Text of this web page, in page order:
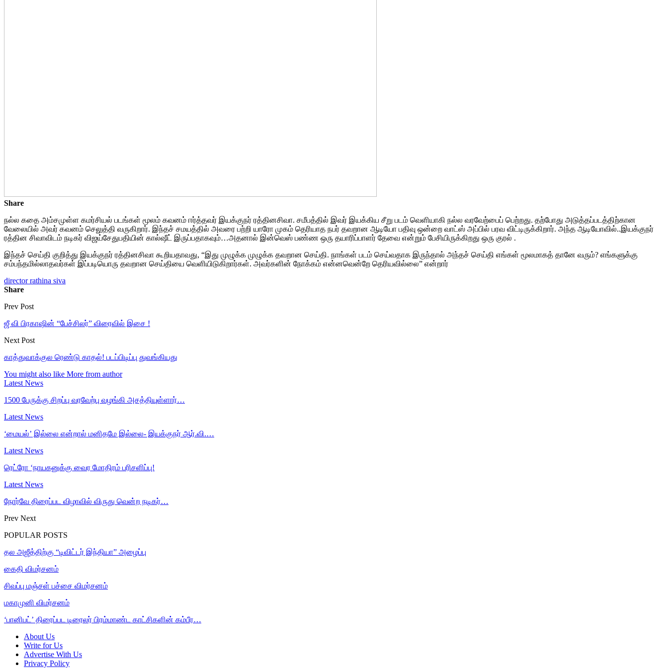
Share
நல்ல கதை அம்சமுள்ள கமர்சியல் படங்கள் மூலம் கவனம் ஈர்த்தவர் இயக்குநர் ரத்தினசிவா. சமீபத்தில் இவர் இயக்கிய சீறு படம் வெளியாகி நல்ல வரவேற்பைப் பெற்றது. தற்போது அடுத்தப்படத்திற்கான
வேலையில் அவர் கவனம் செலுத்தி வருகிறார். இந்தச் சமயத்தில் அவரை பற்றி யாரோ முகம் தெரியாத நபர் தவறான ஆடியோ பதிவு ஒன்றை வாட்ஸ் அப்பில் பரவ விட்டிருக்கிறார். அந்த ஆடியோவில்..இயக்குநர்
ரத்தின சிவாவிடம் நடிகர் விஜய்சேதுபதியின் கால்ஷீட் இருப்பதாகவும்…அதனால் இன்வெஸ் பண்ண ஒரு தயாரிப்பாளர் தேவை என்றும் பேசியிருக்கிறது ஒரு குரல் .
இந்தச் செய்தி குறித்து இயக்குநர் ரத்தினசிவா கூறியதாவது, “இது முழுக்க முழுக்க தவறான செய்தி. நாங்கள் படம் செய்வதாக இருந்தால் அந்தச் செய்தி எங்கள் மூலமாகத் தானே வரும்? எங்களுக்கு
சம்பந்தமில்லாதவர்கள் இப்படியொரு தவறான செய்தியை வெளியிடுகிறார்கள். அவர்களின் நோக்கம் என்னவென்றே தெரியவில்லை” என்றார்
director rathina siva
Share
Prev Post
ஜீ வி பிரகாஷின் “பேச்சிலர்” விரைவில் இசை !
Next Post
காத்துவாக்குல ரெண்டு காதல்! படப்பிடிப்பு துவங்கியது
You might also like More from author
Latest News
1500 பேருக்கு சிறப்பு வரவேற்பு வழங்கி அசத்தியுள்ளார்…
Latest News
‘மையல்’ இல்லை என்றால் மனிதமே இல்லை- இயக்குநர் ஆர்.வி.…
Latest News
ரெட்ரோ ‘நாயகனுக்கு வைர மோதிரம் பரிசளிப்பு!
Latest News
நோர்வே திரைப்பட விழாவில் விருது வென்ற நடிகர்…
Prev Next
POPULAR POSTS
தல அஜீத்திற்கு “டிவிட்டர் இந்தியா” அழைப்பு
கைதி விமர்சனம்
சிவப்பு மஞ்சள் பச்சை விமர்சனம்
மகாமுனி விமர்சனம்
‘பானிபட்’ திரைப்பட டிரைலர் பிரம்மாண்ட காட்சிகளின் கம்பீர…
About Us
Write for Us
Advertise With Us
Privacy Policy